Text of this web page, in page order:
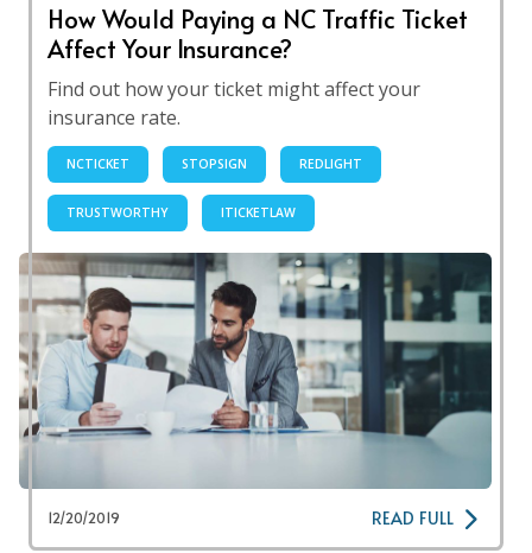
How Would Paying a NC Traffic Ticket
Affect Your Insurance?
Find out how your ticket might affect your
insurance rate.
NCTICKET STOPSIGN REDLIGHT
TRUSTWORTHY ITICKETLAW
12/20/2019 READ FULL